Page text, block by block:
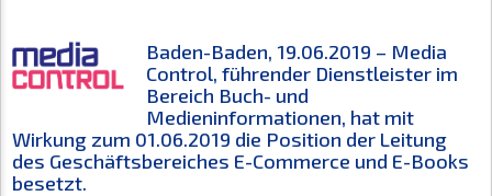
Baden-Baden, 19.06.2019 – Media
Control, führender Dienstleister im
Bereich Buch- und
Medieninformationen, hat mit
Wirkung zum 01.06.2019 die Position der Leitung
des Geschäftsbereiches E-Commerce und E-Books
besetzt.